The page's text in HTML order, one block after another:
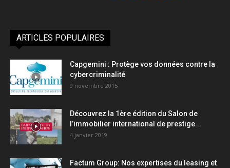
ARTICLES POPULAIRES
Capgemini : Protège vos données contre la
cybercriminalité
9 novembre 2015
Découvrez la 1ère édition du Salon de
l’immobilier international de prestige...
4 janvier 2019
Factum Group: Nos expertises du leasing et